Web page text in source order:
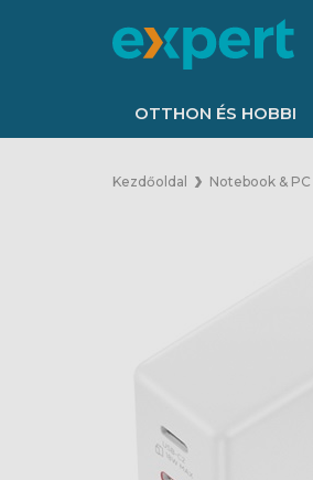
OTTHON ÉS HOBBI
Kezdőoldal Notebook & PC